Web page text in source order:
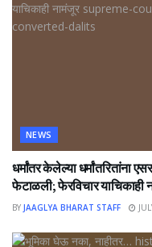
NEWS
धर्मांतर केलेल्या धर्मांतरितांना
फेटाळली; फेरविचार याचिकाही
BY JAAGLYA BHARAT STAFF